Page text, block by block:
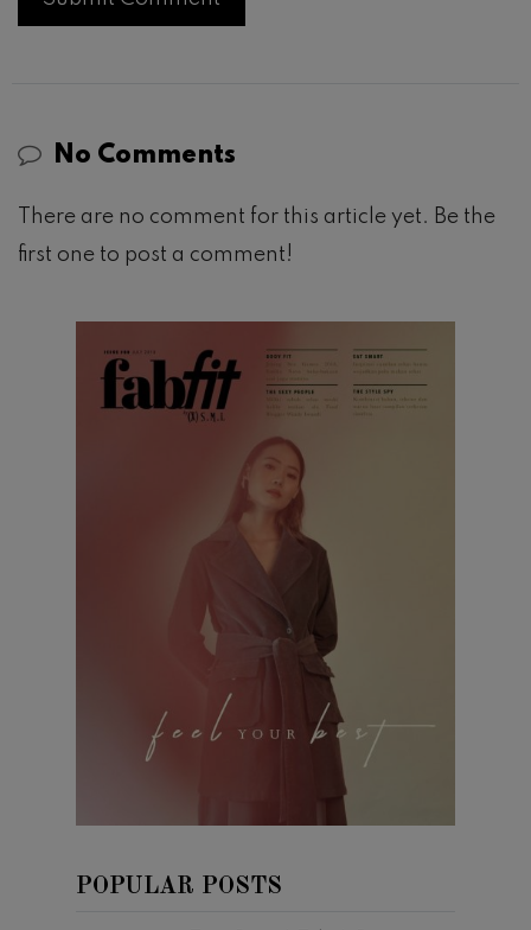
No Comments
There are no comment for this article yet. Be the
first one to post a comment!
POPULAR POSTS